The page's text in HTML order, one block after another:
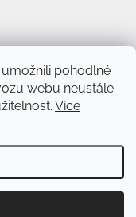
pohodlné
webu neustále
Více